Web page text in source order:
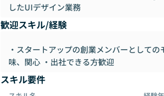
したUIデザイン業務
歓迎スキル/経験
・スタートアップの創業メンバーとして
味、関心 ・出社できる方歓迎
スキル要件